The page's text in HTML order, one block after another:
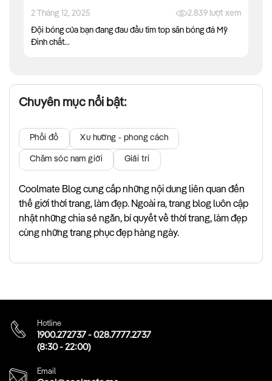
2 Tháng 12, 2025 2.839 lượt xem
Đội bóng của bạn đang đau đầu tìm top sân bóng đá Mỹ
Đình chất...
Chuyên mục nổi bật:
Phối đồ Xu hướng - phong cách
Chăm sóc nam giới Giải trí
Coolmate Blog cung cấp những nội dung liên quan đến
thế giới thời trang, làm đẹp. Ngoài ra, trang blog luôn cập
nhật những chia sẻ ngắn, bí quyết về thời trang, làm đẹp
cùng những trang phục đẹp hàng ngày.
Hotline
1900.272737-028.7777.2737
(8:30 - 22:00)
Email